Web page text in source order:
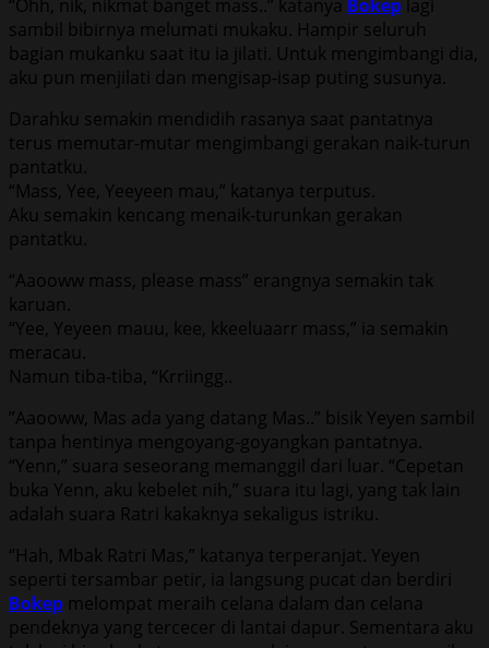
“Ohh, nik, nikmat banget mass..” katanya Bokep lagi
sambil bibirnya melumati mukaku. Hampir seluruh
bagian mukanku saat itu ia jilati. Untuk mengimbangi dia,
aku pun menjilati dan mengisap-isap puting susunya.
Darahku semakin mendidih rasanya saat pantatnya
terus memutar-mutar mengimbangi gerakan naik-turun
pantatku.
“Mass, Yee, Yeeyeen mau,” katanya terputus.
Aku semakin kencang menaik-turunkan gerakan
pantatku.
“Aaooww mass, please mass” erangnya semakin tak
karuan.
“Yee, Yeyeen mauu, kee, kkeeluaarr mass,” ia semakin
meracau.
Namun tiba-tiba, “Krriingg..
”Aaooww, Mas ada yang datang Mas..” bisik Yeyen sambil
tanpa hentinya mengoyang-goyangkan pantatnya.
“Yenn,” suara seseorang memanggil dari luar. “Cepetan
buka Yenn, aku kebelet nih,” suara itu lagi, yang tak lain
adalah suara Ratri kakaknya sekaligus istriku.
“Hah, Mbak Ratri Mas,” katanya terperanjat. Yeyen
seperti tersambar petir, ia langsung pucat dan berdiri
Bokep melompat meraih celana dalam dan celana
pendeknya yang tercecer di lantai dapur. Sementara aku